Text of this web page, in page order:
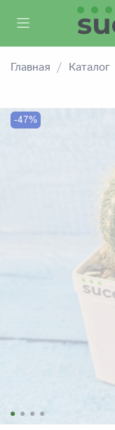
Главная Каталог
-47%